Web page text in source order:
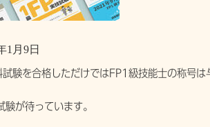
1月9日
験を合格しただけではFP1級技能士の称号は
が待っています。